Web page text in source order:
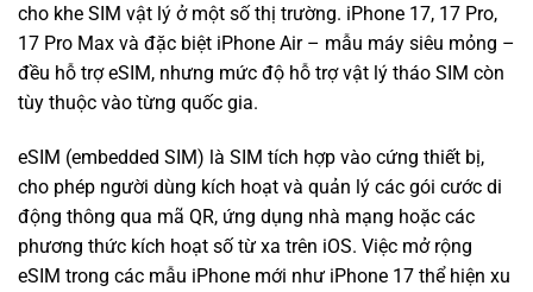
cho khe SIM vật lý ở một số thị trường. iPhone 17, 17 Pro,
17 Pro Max và đặc biệt iPhone Air – mẫu máy siêu mỏng –
đều hỗ trợ eSIM, nhưng mức độ hỗ trợ vật lý tháo SIM còn
tùy thuộc vào từng quốc gia.
eSIM (embedded SIM) là SIM tích hợp vào cứng thiết bị,
cho phép người dùng kích hoạt và quản lý các gói cước di
động thông qua mã QR, ứng dụng nhà mạng hoặc các
phương thức kích hoạt số từ xa trên iOS. Việc mở rộng
eSIM trong các mẫu iPhone mới như iPhone 17 thể hiện xu